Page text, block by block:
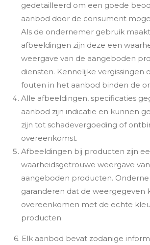
gedetailleerd om een goede
aanbod door de consument
Als de ondernemer gebruik
afbeeldingen zijn deze een
weergave van de aangeboden
diensten. Kennelijke vergissingen
fouten in het aanbod binden de
Alle afbeeldingen, specificaties
aanbod zijn indicatie en kunnen
zijn tot schadevergoeding of
overeenkomst.
Afbeeldingen bij producten zijn
waarheidsgetrouwe weergave
aangeboden producten.
garanderen dat de weergegeven
overeenkomen met de echte
producten.
6. Elk aanbod bevat zodanige